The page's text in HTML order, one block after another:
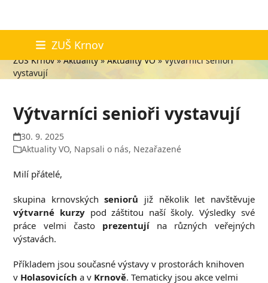
content
ZUŠ Krnov
Aktuality
ZUŠ Krnov»Aktuality»Aktuality VO»Výtvarníci senioři
vystavují
Výtvarníci senioři vystavují
30. 9. 2025
Aktuality VO, Napsali o nás, Nezařazené
Milí přátelé,
skupina krnovských seniorů již několik let navštěvuje
výtvarné kurzy pod záštitou naší školy. Výsledky své
práce velmi častoprezentují na různých veřejných
výstavách.
Příkladem jsou současné výstavy v prostorách knihoven
v Holasovicích a v Krnově. Tematicky jsou akce velmi